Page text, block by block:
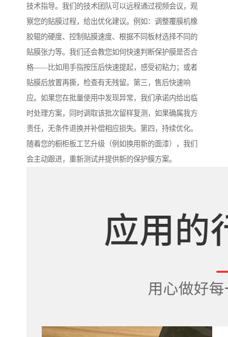
技术指导。我们的技术团队可以远程通过视频会议，观
察您的贴膜过程，给出优化建议。例如：调整覆膜机橡
胶辊的硬度、控制贴膜速度、根据不同板材选择不同的
贴膜张力等。我们还会教您如何快速判断保护膜是否合
格——比如用手指按压后快速提起，感受初粘力；或者
贴膜后放置再撕，检查有无残留。第三，售后快速响
应。如果您在批量使用中发现异常，我们承诺内给出临
时处理方案，同时调取该批次留样复测，如果确属我方
责任，无条件退换并补偿相应损失。第四，持续优化。
随着您的橱柜板工艺升级（例如换用新的面漆），我们
会主动跟进，重新测试并提供新的保护膜方案。